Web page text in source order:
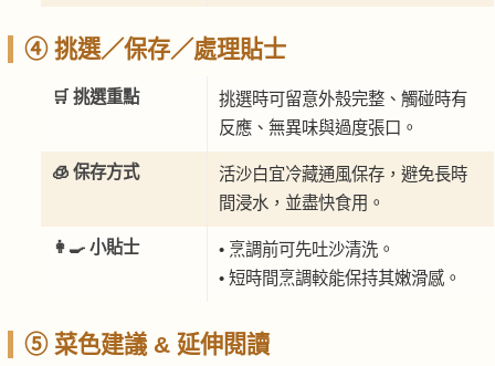
④ 挑選／保存／處理貼士
🛒 挑選重點
挑選時可留意外殼完整、觸碰時有
反應、無異味與過度張口。
🧊 保存方式
活沙白宜冷藏通風保存，避免長時
間浸水，並盡快食用。
👩‍🍳 小貼士
• 烹調前可先吐沙清洗。
• 短時間烹調較能保持其嫩滑感。
⑤ 菜色建議 & 延伸閱讀